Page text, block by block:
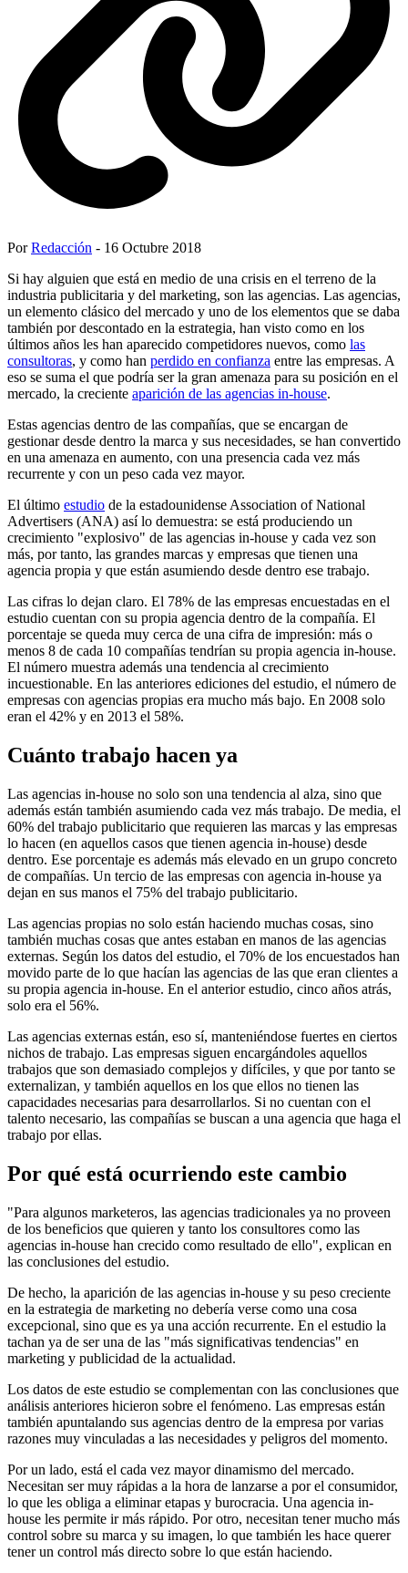
PorRedacción - 16 Octubre 2018
Si hay alguien que está en medio de una crisis en el terreno de la
industria publicitaria y del marketing, son las agencias. Las agencias,
un elemento clásico del mercado y uno de los elementos que se daba
también por descontado en la estrategia, han visto como en los
últimos años les han aparecido competidores nuevos, como las
consultoras, y como han perdido en confianza entre las empresas. A
eso se suma el que podría ser la gran amenaza para su posición en el
mercado, la creciente aparición de las agencias in-house.
Estas agencias dentro de las compañías, que se encargan de
gestionar desde dentro la marca y sus necesidades, se han convertido
en una amenaza en aumento, con una presencia cada vez más
recurrente y con un peso cada vez mayor.
El último estudio de la estadounidense Association of National
Advertisers (ANA) así lo demuestra: se está produciendo un
crecimiento "explosivo" de las agencias in-house y cada vez son
más, por tanto, las grandes marcas y empresas que tienen una
agencia propia y que están asumiendo desde dentro ese trabajo.
Las cifras lo dejan claro. El 78% de las empresas encuestadas en el
estudio cuentan con su propia agencia dentro de la compañía. El
porcentaje se queda muy cerca de una cifra de impresión: más o
menos 8 de cada 10 compañías tendrían su propia agencia in-house.
El número muestra además una tendencia al crecimiento
incuestionable. En las anteriores ediciones del estudio, el número de
empresas con agencias propias era mucho más bajo. En 2008 solo
eran el 42% y en 2013 el 58%.
Cuánto trabajo hacen ya
Las agencias in-house no solo son una tendencia al alza, sino que
además están también asumiendo cada vez más trabajo. De media, el
60% del trabajo publicitario que requieren las marcas y las empresas
lo hacen (en aquellos casos que tienen agencia in-house) desde
dentro. Ese porcentaje es además más elevado en un grupo concreto
de compañías. Un tercio de las empresas con agencia in-house ya
dejan en sus manos el 75% del trabajo publicitario.
Las agencias propias no solo están haciendo muchas cosas, sino
también muchas cosas que antes estaban en manos de las agencias
externas. Según los datos del estudio, el 70% de los encuestados han
movido parte de lo que hacían las agencias de las que eran clientes a
su propia agencia in-house. En el anterior estudio, cinco años atrás,
solo era el 56%.
Las agencias externas están, eso sí, manteniéndose fuertes en ciertos
nichos de trabajo. Las empresas siguen encargándoles aquellos
trabajos que son demasiado complejos y difíciles, y que por tanto se
externalizan, y también aquellos en los que ellos no tienen las
capacidades necesarias para desarrollarlos. Si no cuentan con el
talento necesario, las compañías se buscan a una agencia que haga el
trabajo por ellas.
Por qué está ocurriendo este cambio
"Para algunos marketeros, las agencias tradicionales ya no proveen
de los beneficios que quieren y tanto los consultores como las
agencias in-house han crecido como resultado de ello", explican en
las conclusiones del estudio.
De hecho, la aparición de las agencias in-house y su peso creciente
en la estrategia de marketing no debería verse como una cosa
excepcional, sino que es ya una acción recurrente. En el estudio la
tachan ya de ser una de las "más significativas tendencias" en
marketing y publicidad de la actualidad.
Los datos de este estudio se complementan con las conclusiones que
análisis anteriores hicieron sobre el fenómeno. Las empresas están
también apuntalando sus agencias dentro de la empresa por varias
razones muy vinculadas a las necesidades y peligros del momento.
Por un lado, está el cada vez mayor dinamismo del mercado.
Necesitan ser muy rápidas a la hora de lanzarse a por el consumidor,
lo que les obliga a eliminar etapas y burocracia. Una agencia in-
house les permite ir más rápido. Por otro, necesitan tener mucho más
control sobre su marca y su imagen, lo que también les hace querer
tener un control más directo sobre lo que están haciendo.